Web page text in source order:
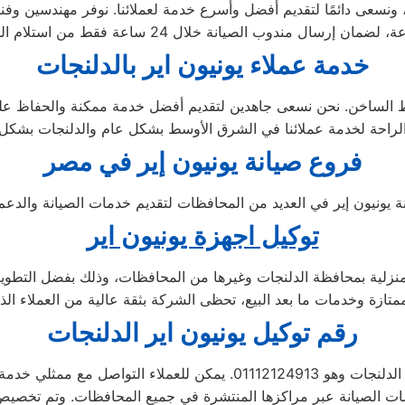
ونسعى دائمًا لتقديم أفضل وأسرع خدمة لعملائنا. نوفر
خدمة عملاء يونيون اير بالدلنجات
الساخن. نحن نسعى جاهدين لتقديم أفضل خدمة ممكنة والحفاظ
فروع صيانة يونيون إير في مصر
توكيل اجهزة يونيون اير
بمحافظة الدلنجات وغيرها من المحافظات، وذلك بفضل
رقم توكيل يونيون اير الدلنجات
عبر مراكزها المنتشرة في جميع المحافظات. وتم تخصيص